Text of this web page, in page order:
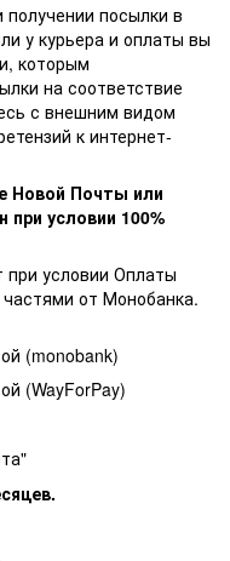
получении посылки в
у курьера и оплаты вы
которым
на соответствие
с внешним видом
к интернет-
Новой Почты или
при условии 100%
при условии Оплаты
от Монобанка.
(monobank)
(WayForPay)